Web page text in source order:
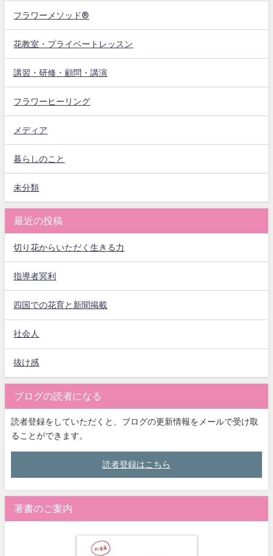
フラワーメソッド®
花教室・プライベートレッスン
講習・研修・顧問・講演
フラワーヒーリング
メディア
暮らしのこと
未分類
最近の投稿
切り花からいただく生きる力
指導者冥利
四国での花育と新聞掲載
社会人
抜け感
ブログの読者になる
読者登録をしていただくと、ブログの更新情報をメールで受け取
ることができます。
読者登録はこちら
著書のご案内